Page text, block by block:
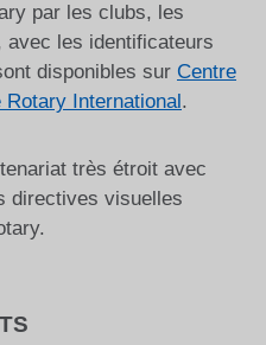
par les clubs, les
les identificateurs
disponibles sur Centre
International.
très étroit avec
directives visuelles